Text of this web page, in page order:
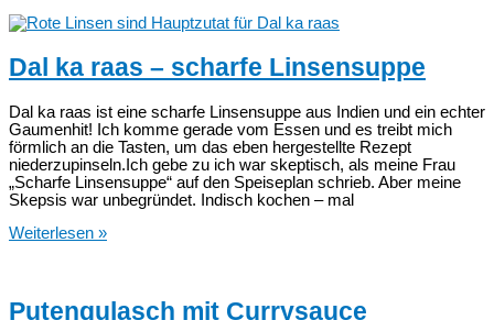
Mango
Kichererbsen
Dal ka raas – scharfe Linsensuppe
Dal ka raas ist eine scharfe Linsensuppe aus Indien und ein echter
Gaumenhit! Ich komme gerade vom Essen und es treibt mich
förmlich an die Tasten, um das eben hergestellte Rezept
niederzupinseln.Ich gebe zu ich war skeptisch, als meine Frau
„Scharfe Linsensuppe“ auf den Speiseplan schrieb. Aber meine
Skepsis war unbegründet. Indisch kochen – mal
Dal
scharfe
Weiterlesen »
Putengulasch mit Currysauce